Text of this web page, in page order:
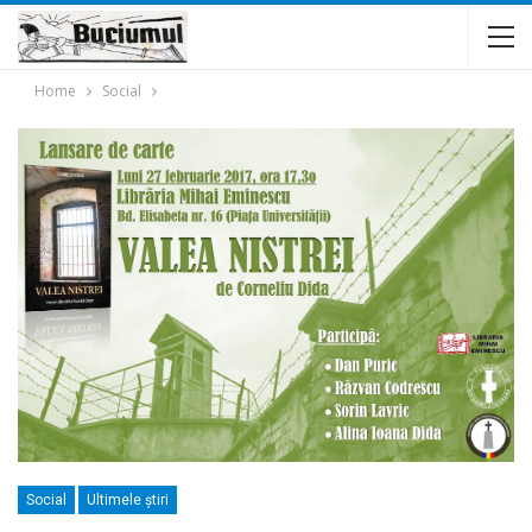
Home Social
Social Ultimele ştiri